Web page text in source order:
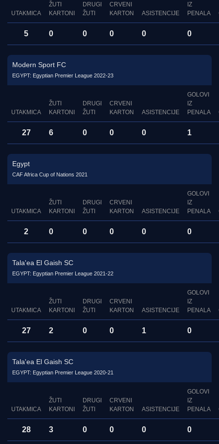
UTAKMICA
ŽUTI
KARTONI
DRUGI
ŽUTI
CRVENI
KARTON
ASISTENCIJE
IZ
PENALA
5 0 0 0 0 0
Modern Sport FC
EGYPT: Egyptian Premier League 2022-23
UTAKMICA
ŽUTI
KARTONI
DRUGI
ŽUTI
CRVENI
KARTON
ASISTENCIJE
GOLOVI
IZ
PENALA
27 6 0 0 0 1
Egypt
CAF Africa Cup of Nations 2021
UTAKMICA
ŽUTI
KARTONI
DRUGI
ŽUTI
CRVENI
KARTON
ASISTENCIJE
GOLOVI
IZ
PENALA
2 0 0 0 0 0
Tala'ea El Gaish SC
EGYPT: Egyptian Premier League 2021-22
UTAKMICA
ŽUTI
KARTONI
DRUGI
ŽUTI
CRVENI
KARTON
ASISTENCIJE
GOLOVI
IZ
PENALA
27 2 0 0 1 0
Tala'ea El Gaish SC
EGYPT: Egyptian Premier League 2020-21
UTAKMICA
ŽUTI
KARTONI
DRUGI
ŽUTI
CRVENI
KARTON
ASISTENCIJE
GOLOVI
IZ
PENALA
28 3 0 0 0 0